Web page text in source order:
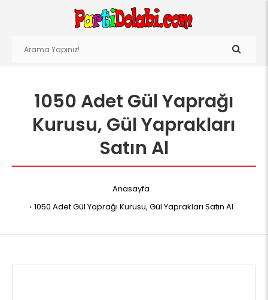
1050 Adet Gül Yaprağı
Kurusu, Gül Yaprakları
Satın Al
Anasayfa
1050 Adet Gül Yaprağı Kurusu, Gül Yaprakları Satın Al